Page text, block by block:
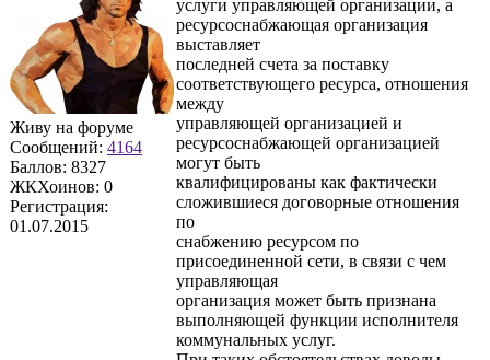
Живу на форуме
Сообщений: 4164
Баллов: 8327
ЖКХоинов: 0
Регистрация:
01.07.2015
услуги управляющей организации, а
ресурсоснабжающая организация
выставляет
последней счета за поставку
соответствующего ресурса, отношения
между
управляющей организацией и
ресурсоснабжающей организацией
могут быть
квалифицированы как фактически
сложившиеся договорные отношения
по
снабжению ресурсом по
присоединенной сети, в связи с чем
управляющая
организация может быть признана
выполняющей функции исполнителя
коммунальных услуг.